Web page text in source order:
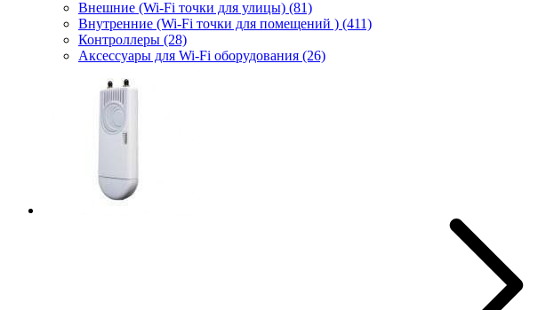
Внешние (Wi-Fi точки для улицы) (81)
Внутренние (Wi-Fi точки для помещений ) (411)
Контроллеры (28)
Аксессуары для Wi-Fi оборудования (26)